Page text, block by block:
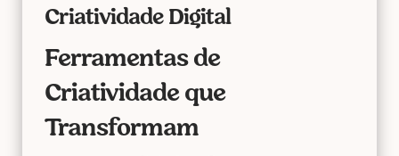
Criatividade Digital
Ferramentas de
Criatividade que
Transformam